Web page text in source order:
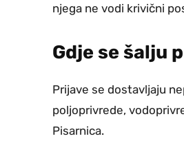
njega ne vodi krivični
Gdje se šalju
Prijave se dostavljaju
poljoprivrede,
Pisarnica.